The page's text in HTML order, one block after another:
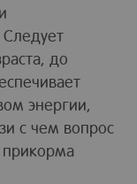
до
энергии,
с чем вопрос